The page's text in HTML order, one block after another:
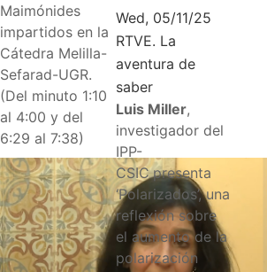
Maimónides
impartidos en la
Cátedra Melilla-
Sefarad-UGR.
(Del minuto 1:10
al 4:00 y del
6:29 al 7:38)
Wed, 05/11/25
RTVE. La
aventura de
saber
Luis Miller,
investigador del
IPP-
CSIC presenta
‘Polarizados’, una
reflexión sobre
el aumento de la
polarización